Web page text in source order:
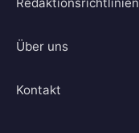
Über uns
Kontakt